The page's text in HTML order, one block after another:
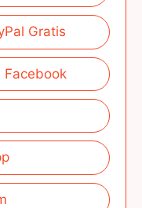
Gratis
Facebook